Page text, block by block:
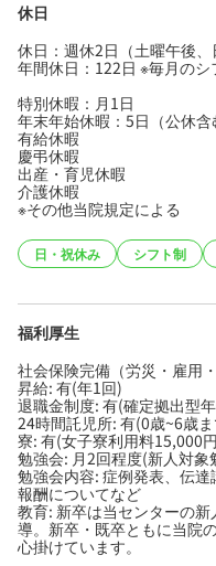
休日
休日：週休2日（土曜午後、
年間休日：122日 ※毎月の
特別休暇：月1日
年末年始休暇：5日（公休含
有給休暇
慶弔休暇
出産・育児休暇
介護休暇
※その他当院規定による
日・祝休み シフト制
福利厚生
社会保険完備（労災・雇用
昇給: 有(年1回)
退職金制度: 有(確定拠出型
24時間託児所: 有(0歳~6歳
寮: 有(女子寮利用料15,000
勉強会: 月2回程度(新人対象
勉強会内容: 症例発表、伝
報酬についてなど
教育: 新卒は当センターの
導。新卒・既卒ともに当院
心掛けています。